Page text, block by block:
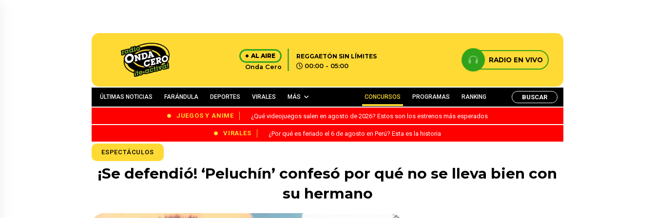
AL AIRE
Onda Cero
REGGAETÓN SIN LÍMITES
00:00 - 05:00
RADIO EN VIVO
ÚLTIMAS NOTICIAS FARÁNDULA DEPORTES VIRALES MÁS CONCURSOS PROGRAMAS RANKING BUSCAR
JUEGOS Y ANIME ¿Qué videojuegos salen en agosto de 2026? Estos son los estrenos más esperados
VIRALES ¿Por qué es feriado el 6 de agosto en Perú? Esta es la historia
ESPECTÁCULOS
¡Se defendió! ‘Peluchín’ confesó por qué no se lleva bien con
su hermano